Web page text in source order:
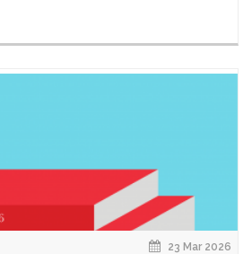
23 Mar 2026